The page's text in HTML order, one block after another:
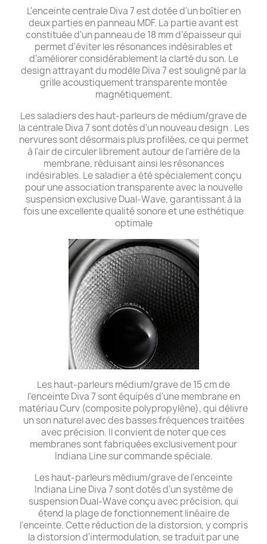
L'enceinte centrale Diva 7 est dotée d'un boîtier en
deux parties en panneau MDF. La partie avant est
constituée d'un panneau de 18 mm d'épaisseur qui
permet d'éviter les résonances indésirables et
d'améliorer considérablement la clarté du son. Le
design attrayant du modèle Diva 7 est souligné par la
grille acoustiquement transparente montée
magnétiquement.
Les saladiers des haut-parleurs de médium/grave de
la centrale Diva 7 sont dotés d'un nouveau design . Les
nervures sont désormais plus profilées, ce qui permet
à l'air de circuler librement autour de l'arrière de la
membrane, réduisant ainsi les résonances
indésirables. Le saladier a été spécialement conçu
pour une association transparente avec la nouvelle
suspension exclusive Dual-Wave, garantissant à la
fois une excellente qualité sonore et une esthétique
optimale
Les haut-parleurs médium/grave de 15 cm de
l'enceinte Diva 7 sont équipés d'une membrane en
matériau Curv (composite polypropylène), qui délivre
un son naturel avec des basses fréquences traitées
avec précision. Il convient de noter que ces
membranes sont fabriquées exclusivement pour
Indiana Line sur commande spéciale.
Les haut-parleurs médium/grave de l'enceinte
Indiana Line Diva 7 sont dotés d'un système de
suspension Dual-Wave conçu avec précision, qui
étend la plage de fonctionnement linéaire de
l'enceinte. Cette réduction de la distorsion, y compris
la distorsion d'intermodulation, se traduit par une